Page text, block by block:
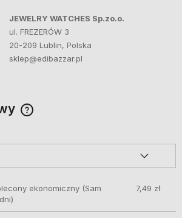
JEWELRY WATCHES Sp.zo.o.
ul. FREZERÓW 3
20-209 Lublin, Polska
sklep@edibazzar.pl
ekonomiczny (Sam
7,49 zł